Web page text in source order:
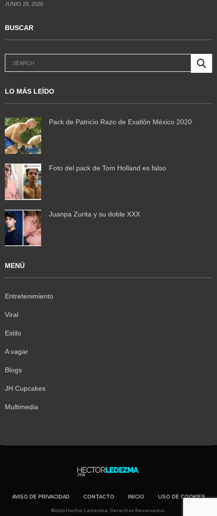
JUNIO 29, 2026
BUSCAR
LO MÁS LEÍDO
Pack de Patricio Razo de Exatlón México 2020
Foto del pack de Tom Holland es falso
Juanpa Zurita y su doble XXX
MENÚ
Entretenimiento
Viral
Estilo
A vagar
Blogs
JH Cupcakes
Multimedia
AVISO DE PRIVACIDAD CONTACTO INICIO USO DE COOKIES
©2021 Hector Ledezma. Derechos Reservados.